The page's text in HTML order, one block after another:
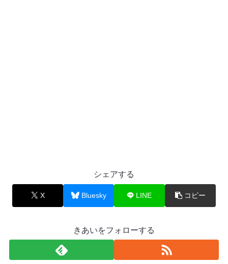
シェアする
X Bluesky LINE コピー
きあいをフォローする